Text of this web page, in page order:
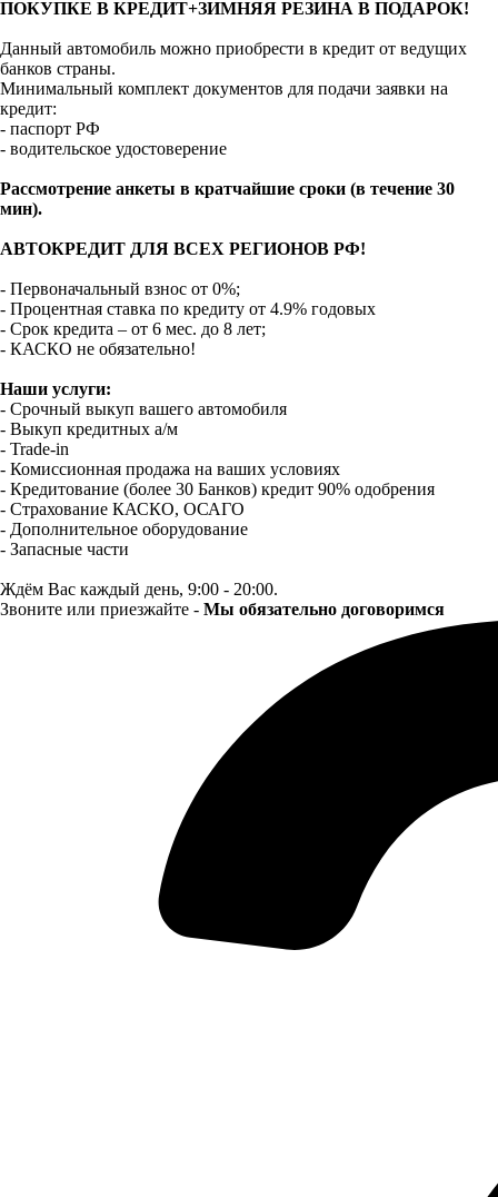
ПОКУПКЕ В КРЕДИТ+ЗИМНЯЯ РЕЗИНА В ПОДАРОК!
Данный автомобиль можно приобрести в кредит от ведущих
банков страны.
Минимальный комплект документов для подачи заявки на
кредит:
- паспорт РФ
- водительское удостоверение
Рассмотрение анкеты в кратчайшие сроки (в течение 30
мин).
АВТОКРЕДИТ ДЛЯ ВСЕХ РЕГИОНОВ РФ!
- Первоначальный взнос от 0%;
- Процентная ставка по кредиту от 4.9% годовых
- Срок кредита – от 6 мес. до 8 лет;
- КАСКО не обязательно!
Наши услуги:
- Срочный выкуп вашего автомобиля
- Выкуп кредитных а/м
- Trade-in
- Комиссионная продажа на ваших условиях
- Кредитование (более 30 Банков) кредит 90% одобрения
- Страхование КАСКО, ОСАГО
- Дополнительное оборудование
- Запасные части
Ждём Вас каждый день, 9:00 - 20:00.
Звоните или приезжайте - Мы обязательно договоримся